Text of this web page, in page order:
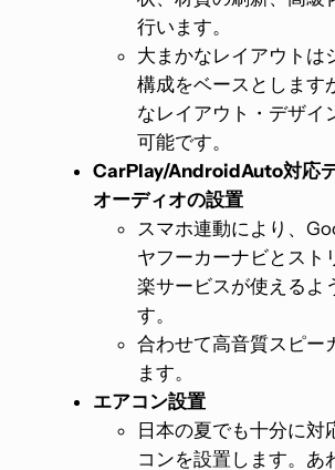
行います。
大まかなレイアウトは
構成をベースとします
なレイアウト・デザイ
可能です。
CarPlay/AndroidAuto対応
オーディオの設置
スマホ連動により、
ヤフーカーナビとスト
楽サービスが使えるよ
す。
合わせて高音質スピー
ます。
エアコン設置
日本の夏でも十分に対
コンを設置します。あ